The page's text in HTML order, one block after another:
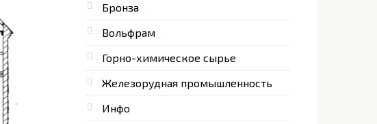
Бронза
Вольфрам
Горно-химическое сырье
Железорудная промышленность
Инфо